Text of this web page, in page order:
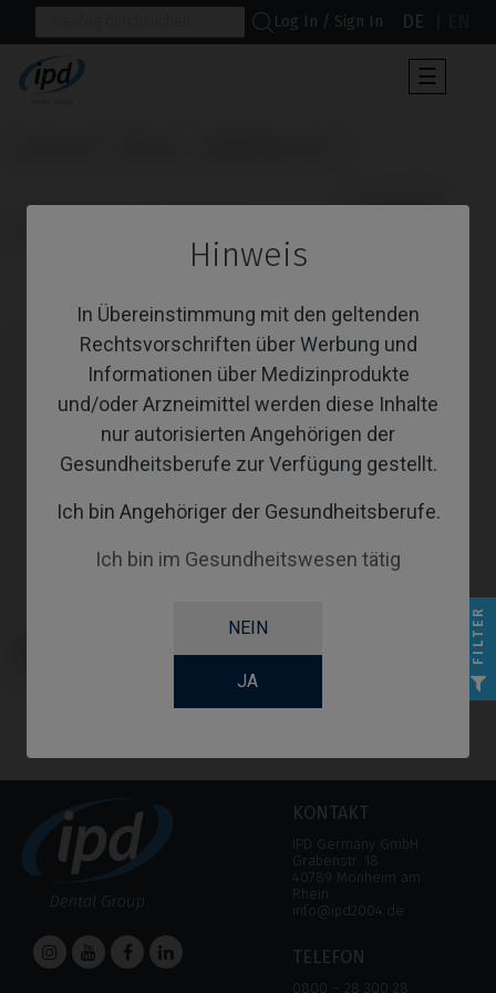
Hinweis
In Übereinstimmung mit den geltenden
Rechtsvorschriften über Werbung und
Informationen über Medizinprodukte
und/oder Arzneimittel werden diese Inhalte
nur autorisierten Angehörigen der
Gesundheitsberufe zur Verfügung gestellt.
Ich bin Angehöriger der Gesundheitsberufe.
Ich bin im Gesundheitswesen tätig
NEIN
JA
Log In / Sign In DE
der
☰
                      Scanbodies
Scanbodies kompatibel mit Nobel
Biocare® Active® / Replace®
KONTAKT
IPD Germany GmbH
Grabenstr. 18
40789 Monheim am
Rhein
info@ipd2004.de
TELEFON
0800 – 28 300 28
FILTER